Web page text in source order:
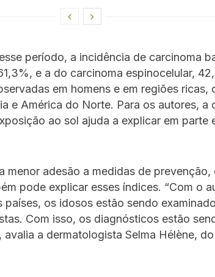
período, a incidência de carcinoma
e a do carcinoma espinocelular,
em homens e em regiões ricas,
e América do Norte. Para os autores, a
ao sol ajuda a explicar em parte
menor adesão a medidas de prevenção,
pode explicar esses índices. “Com o
países, os idosos estão sendo
Com isso, os diagnósticos estão
avalia a dermatologista Selma Hélène,